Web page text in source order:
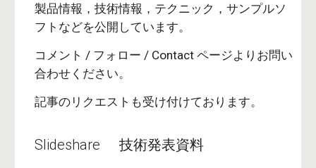
製品情報，技術情報，テクニック，サンプルソ
フトなどを公開しています。
コメント / フォロー / Contact ページよりお問い
合わせください。
記事のリクエストも受け付けております。
Slideshare 技術発表資料